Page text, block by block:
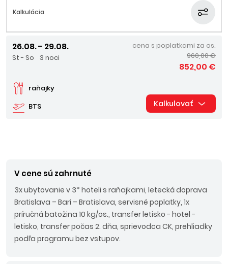
Kalkulácia
26.08. - 29.08.
St - So 3 noci
BTS
raňajky
cena s poplatkami za os.
960,00 €
852,00 €
Kalkulovať
V cene sú zahrnuté
3x ubytovanie v 3* hoteli s raňajkami, letecká doprava
Bratislava – Bari – Bratislava, servisné poplatky, 1x
príručná batožina 10 kg/os., transfer letisko - hotel -
letisko, transfer počas 2. dňa, sprievodca CK, prehliadky
podľa programu bez vstupov.